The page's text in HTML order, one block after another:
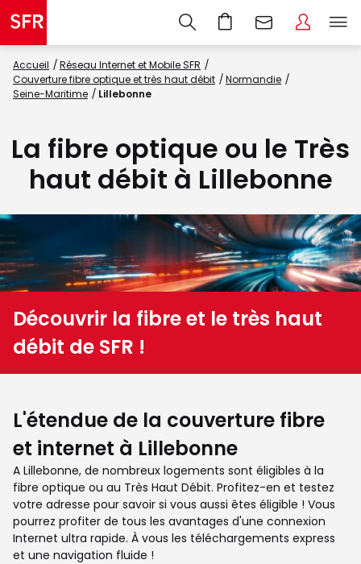
Accueil
Réseau Internet et Mobile SFR
Couverture fibre optique et très haut débit
Normandie
Seine-Maritime
Lillebonne
La fibre optique ou le Très
haut débit à Lillebonne
Découvrir la fibre et le très haut
débit de SFR !
L'étendue de la couverture fibre
et internet à Lillebonne
A Lillebonne, de nombreux logements sont éligibles à la
fibre optique ou au Très Haut Débit. Profitez-en et testez
votre adresse pour savoir si vous aussi êtes éligible ! Vous
pourrez profiter de tous les avantages d'une connexion
Internet ultra rapide. À vous les téléchargements express
et une navigation fluide !